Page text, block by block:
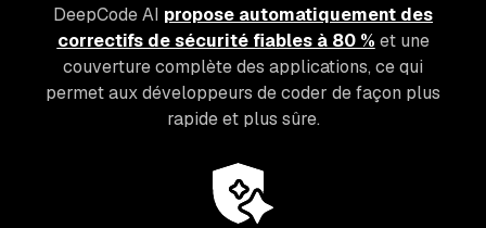
DeepCode AI propose automatiquement des
correctifs de sécurité fiables à 80 % et une
couverture complète des applications, ce qui
permet aux développeurs de coder de façon plus
rapide et plus sûre.